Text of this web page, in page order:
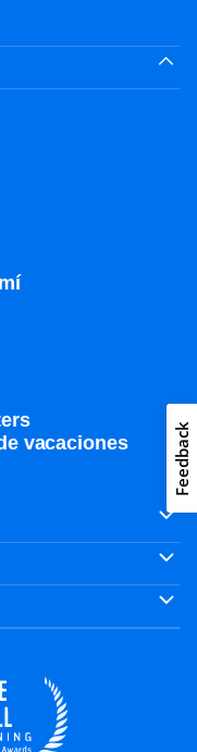
vacaciones
Feedback